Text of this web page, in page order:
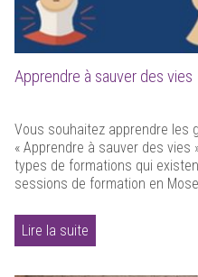
Apprendre à sauver des vies
Vous souhaitez apprendre les
« Apprendre à sauver des
types de formations qui
sessions de formation en
Lire la suite